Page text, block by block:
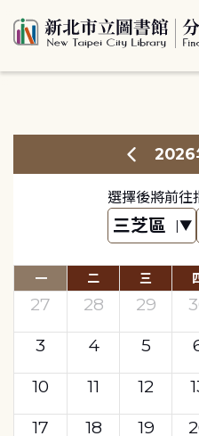
2026
選擇後將前往
一 二 三
27 28 29
3
4 5
10
11 12
17
18 19